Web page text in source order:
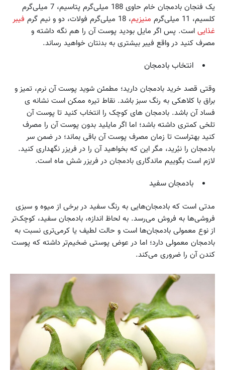
یک فنجان بادمجان خام حاوی 188 میلی‌گرم پتاسیم، 7 میلی‌گرم
کلسیم، 11 میلی‌گرم
منیزیم، 18 میلی‌گرم فولات، دو و نیم گرم
فیبر
غذایی است. پس اگر مایل بودید پوست آن را هم نگه داشته و
مصرف کنید در واقع فیبر بیشتری به بدنتان خواهید رساند.
انتخاب بادمجان
وقتی قصد خرید بادمجان دارید؛ مطمئن شوید پوست آن نرم، تمیز و
براق با کلاهکی به رنگ سبز باشد. نقاط تیره ممکن است نشانه ی
فساد آن باشد. بادمجان های کوچک را انتخاب کنید تا پوست آن
تلخی کمتری داشته باشد؛ اما اگر مایلید بدون پوست آن را مصرف
کنید بهتراست تا زمان مصرف پوست آن باقی بماند؛ در ضمن سر
بادمجان را نبُرید، مگر این که بخواهید آن را در فریزر نگهداری کنید.
لازم است بگوییم ماندگاری بادمجان در فریزر شش ماه است.
بادمجان سفید
مدتی است که بادمجان‌هایی به رنگ سفید در برخی از میوه و سبزی
فروشی‌ها به فروش می‌رسد. به لحاظ اندازه، بادمجان سفید، کوچک‌تر
از نوع معمولی بادمجان‌ها است و حالت لطیف یا کرمی‌تری نسبت به
بادمجان معمولی دارد؛ اما در عوض پوستی ضخیم‌تر داشته که پوست
کندن آن را ضروری می‌کند.